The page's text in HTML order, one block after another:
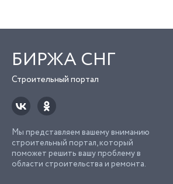
БИРЖА СНГ
Строительный портал
Мы представляем вашему вниманию
строительный портал, который
поможет решить вашу проблему в
области строительства и ремонта.